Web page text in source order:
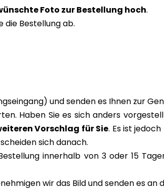
Foto zur Bestellung hoch.
die Bestellung ab.
und senden es Ihnen zur
Haben Sie es sich anders
Vorschlag für Sie. Es ist
sich danach.
innerhalb von 3 oder 15
wir das Bild und senden es an